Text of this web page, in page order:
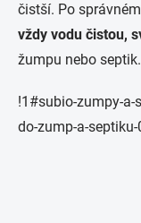
čistší. Po
vždy vodu čistou,
žumpu nebo septik.
!1#subio-zumpy-a-
do-zump-a-